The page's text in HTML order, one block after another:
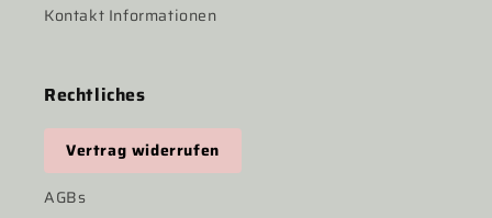
Kontakt Informationen
Rechtliches
Vertrag widerrufen
AGBs